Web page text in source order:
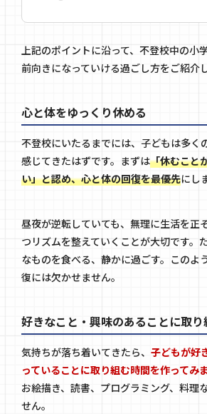
上記のポイントに沿って、不登校中の小
前向きになっていける過ごし方をご紹介し
心と体をゆっくり休める
不登校にいたるまでには、子どもは多く
感じてきたはずです。まずは「休むこと
い」と認め、心と体の回復を最優先にし
昼夜が逆転していても、無理に生活を正
つリズムを整えていくことが大切です。
なものを食べる、静かに過ごす。このよ
復には欠かせません。
好きなこと・興味のあることに取り
気持ちが落ち着いてきたら、 子どもが好
っていることに取り組む時間を作ってみま
お絵描き、読書、プログラミング、料理
せん。